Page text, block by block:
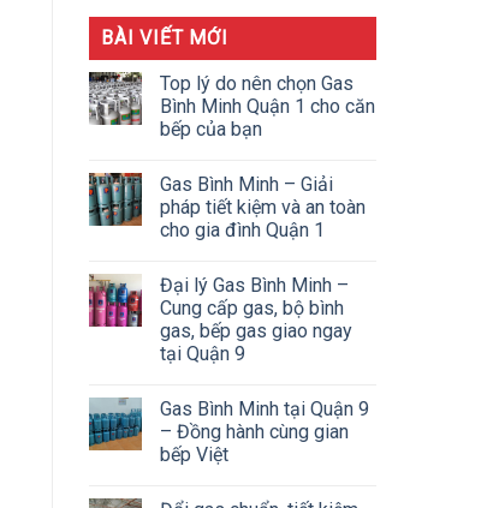
BÀI VIẾT MỚI
Top lý do nên chọn Gas
Bình Minh Quận 1 cho căn
bếp của bạn
Gas Bình Minh – Giải
pháp tiết kiệm và an toàn
cho gia đình Quận 1
Đại lý Gas Bình Minh –
Cung cấp gas, bộ bình
gas, bếp gas giao ngay
tại Quận 9
Gas Bình Minh tại Quận 9
– Đồng hành cùng gian
bếp Việt